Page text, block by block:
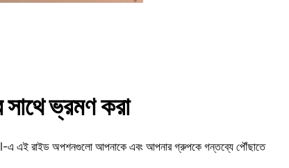
ভ্রমণ করা
এ এই রাইড অপশনগুলো আপনাকে এবং আপনার গ্রুপকে গন্তব্যে পৌঁছাতে